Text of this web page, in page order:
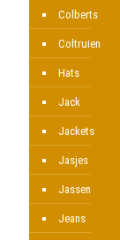
Colberts
Coltruien
Hats
Jack
Jackets
Jasjes
Jassen
Jeans